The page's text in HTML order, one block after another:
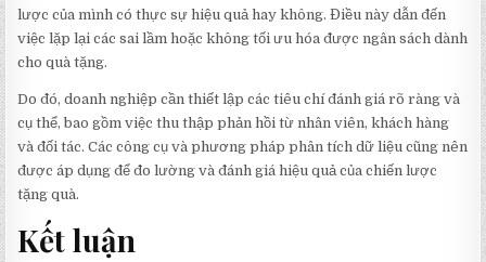
lược của mình có thực sự hiệu quả hay không. Điều này dẫn đến
việc lặp lại các sai lầm hoặc không tối ưu hóa được ngân sách dành
cho quà tặng.
Do đó, doanh nghiệp cần thiết lập các tiêu chí đánh giá rõ ràng và
cụ thể, bao gồm việc thu thập phản hồi từ nhân viên, khách hàng
và đối tác. Các công cụ và phương pháp phân tích dữ liệu cũng nên
được áp dụng để đo lường và đánh giá hiệu quả của chiến lược
tặng quà.
Kết luận